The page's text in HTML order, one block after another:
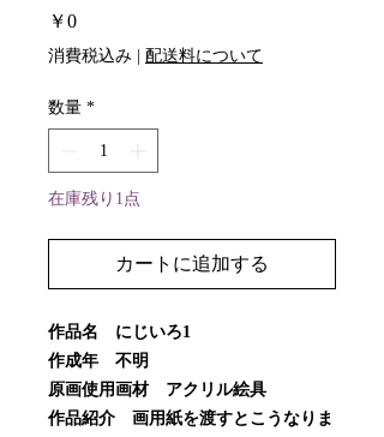
￥0価
格
消費税込み | 配送料について
数量 *
在庫残り1点
カートに追加する
作品名 にじいろ1
作成年 不明
原画使用画材 アクリル絵具
作品紹介 画用紙を渡すとこうなりま